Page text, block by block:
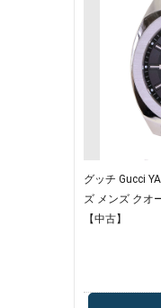
グッチ Gucci
ズ メンズ クオ
【中古】